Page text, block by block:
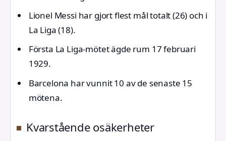
Lionel Messi har gjort flest mål totalt (26) och i
La Liga (18).
Första La Liga-mötet ägde rum 17 februari
1929.
Barcelona har vunnit 10 av de senaste 15
mötena.
Kvarstående osäkerheter